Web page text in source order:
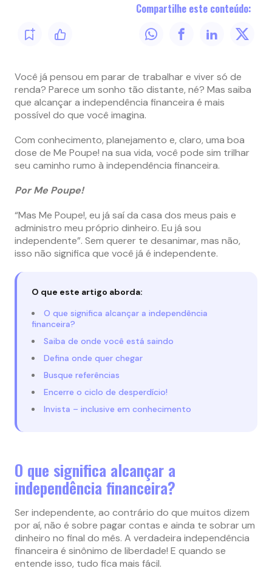
Compartilhe este conteúdo:
Você já pensou em parar de trabalhar e viver só de
renda? Parece um sonho tão distante, né? Mas saiba
que alcançar a independência financeira é mais
possível do que você imagina.
Com conhecimento, planejamento e, claro, uma boa
dose de Me Poupe! na sua vida, você pode sim trilhar
seu caminho rumo à independência financeira.
Por Me Poupe!
“Mas Me Poupe!, eu já saí da casa dos meus pais e
administro meu próprio dinheiro. Eu já sou
independente”. Sem querer te desanimar, mas não,
isso não significa que você já é independente.
O que este artigo aborda:
O que significa alcançar a independência
financeira?
Saiba de onde você está saindo
Defina onde quer chegar
Busque referências
Encerre o ciclo de desperdício!
Invista – inclusive em conhecimento
O que significa alcançar a
independência financeira?
Ser independente, ao contrário do que muitos dizem
por aí, não é sobre pagar contas e ainda te sobrar um
dinheiro no final do mês. A verdadeira independência
financeira é sinônimo de liberdade! E quando se
entende isso, tudo fica mais fácil.